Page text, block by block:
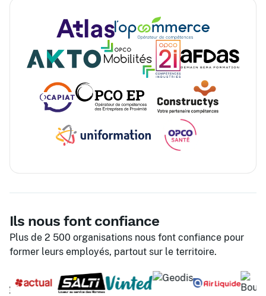
Ils nous font confiance
Plus de 2 500 organisations nous font confiance pour
former leurs employés, partout sur le territoire.